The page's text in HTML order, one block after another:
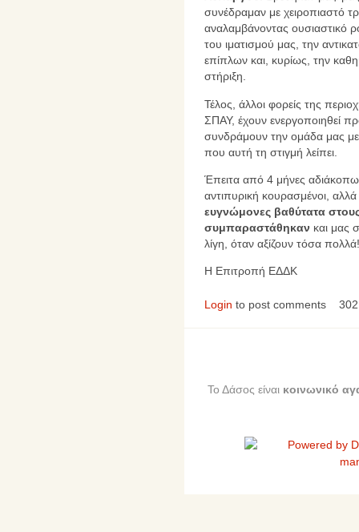
συνέδραμαν με χειροπιαστό
αναλαμβάνοντας ουσιαστικό
του ιματισμού μας, την
επίπλων και, κυρίως, την
στήριξη.
Τέλος, άλλοι φορείς της
ΣΠΑΥ, έχουν ενεργοποιηθεί
συνδράμουν την ομάδα μας με
που αυτή τη στιγμή λείπει.
Έπειτα από 4 μήνες
αντιπυρική κουρασμένοι,
ευγνώμονες βαθύτατα
συμπαραστάθηκαν και μας
λίγη, όταν αξίζουν τόσα πολλά!
Η Επιτροπή ΕΔΔΚ
Login to post comments
Το Δάσος είναι κοινωνικό